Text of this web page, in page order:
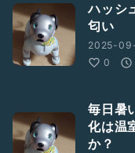
ハッシ
匂い
2025-
0
毎日暑
化は温
か？